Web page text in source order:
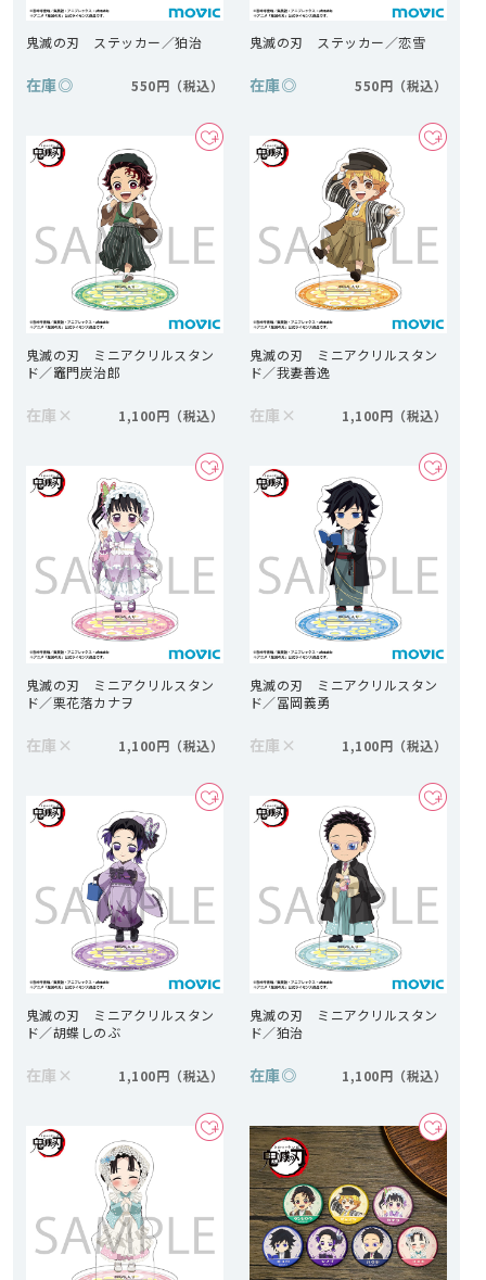
鬼滅の刃 ステッカー／狛治
在庫◎ 550円
鬼滅の刃 ステッカー／恋雪
在庫◎ 550円
鬼滅の刃 ミニアクリルスタン
ド／竈門炭治郎
在庫 × 1,100円
鬼滅の刃 ミニアクリルスタン
ド／我妻善逸
在庫 × 1,100円
鬼滅の刃 ミニアクリルスタン
ド／栗花落カナヲ
在庫 × 1,100円
鬼滅の刃 ミニアクリルスタン
ド／冨岡義勇
在庫 × 1,100円
鬼滅の刃 ミニアクリルスタン
ド／胡蝶しのぶ
在庫 × 1,100円
鬼滅の刃 ミニアクリルスタン
ド／狛治
在庫◎ 1,100円